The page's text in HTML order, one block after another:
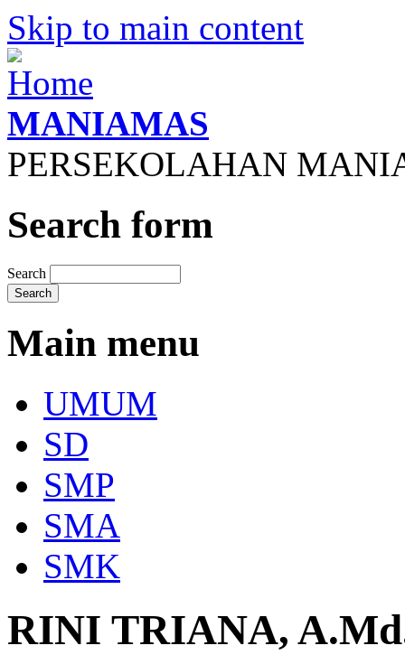
Skip to main content
MANIAMAS
PERSEKOLAHAN
Search form
Search
Main menu
UMUM
SD
SMP
SMA
SMK
RINI TRIANA,